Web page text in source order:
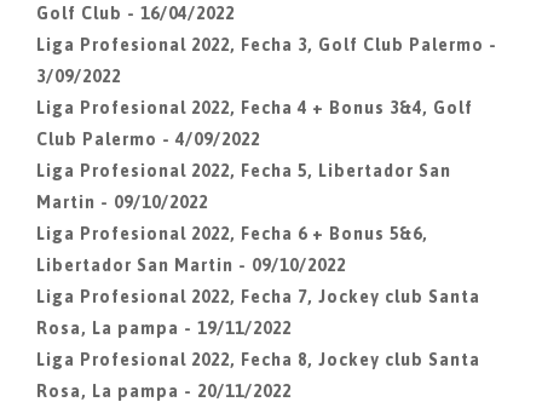
Golf Club - 16/04/2022
Liga Profesional 2022, Fecha 3, Golf Club Palermo -
3/09/2022
Liga Profesional 2022, Fecha 4 + Bonus 3&4, Golf
Club Palermo - 4/09/2022
Liga Profesional 2022, Fecha 5, Libertador San
Martin - 09/10/2022
Liga Profesional 2022, Fecha 6 + Bonus 5&6,
Libertador San Martin - 09/10/2022
Liga Profesional 2022, Fecha 7, Jockey club Santa
Rosa, La pampa - 19/11/2022
Liga Profesional 2022, Fecha 8, Jockey club Santa
Rosa, La pampa - 20/11/2022